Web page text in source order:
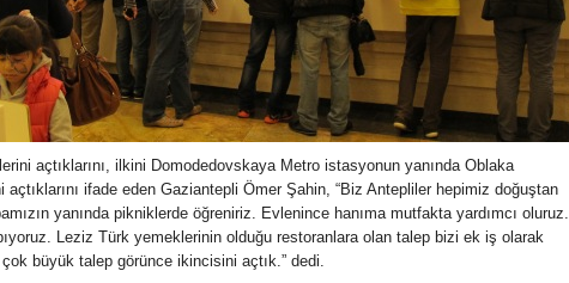
açtıklarını, ilkini Domodedovskaya Metro istasyonun yanında Oblaka
açtıklarını ifade eden Gaziantepli Ömer Şahin, “Biz Antepliler hepimiz doğuştan
yanında pikniklerde öğreniriz. Evlenince hanıma mutfakta yardımcı oluruz.
Leziz Türk yemeklerinin olduğu restoranlara olan talep bizi ek iş olarak
büyük talep görünce ikincisini açtık.” dedi.